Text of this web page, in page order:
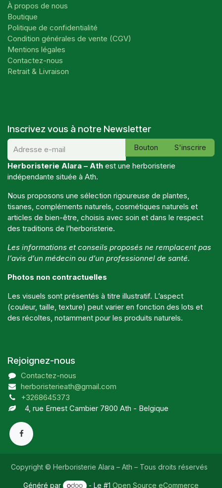
À propos de nous
Boutique
Politique de confidentialité
Condition générales de vente (CGV)
Mentions légales
Contactez-nous
Retrait & Livraison
Inscrivez vous à notre Newsletter
Bouton
S'inscrire
Herboristerie Alara – Ath est une herboristerie
indépendante située à Ath.
Nous proposons une sélection rigoureuse de plantes,
tisanes, compléments naturels, cosmétiques naturels et
articles de bien-être, choisis avec soin et dans le respect
des traditions de l’herboristerie.
Les informations et conseils proposés ne remplacent pas
l’avis d’un médecin ou d’un professionnel de santé.
Photos non contractuelles
Les visuels sont présentés à titre illustratif. L’aspect
(couleur, taille, texture) peut varier en fonction des lots et
des récoltes, notamment pour les produits naturels.
Rejoignez-nous
Contactez-nous
herboristerieath@gmail.com
+3268645373
4, rue Ernest Cambier 7800 Ath - Belgique
Copyright © Herboristerie Alara – Ath – Tous droits réservés
Généré par - Le #1Open Source eCommerce